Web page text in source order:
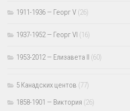
1911-1936 — Георг V (26)
1937-1952 — Георг VI (16)
1953-2012 — Елизавета II (60)
5 Канадских центов (77)
1858-1901 — Виктория (26)